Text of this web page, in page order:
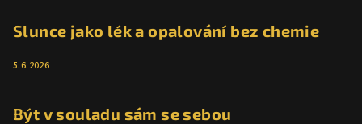
Slunce jako lék a opalování bez chemie
5.6.2026
Být v souladu sám se sebou